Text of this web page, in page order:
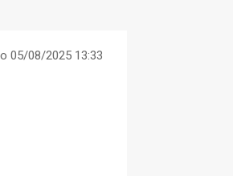
05/08/2025 13:33